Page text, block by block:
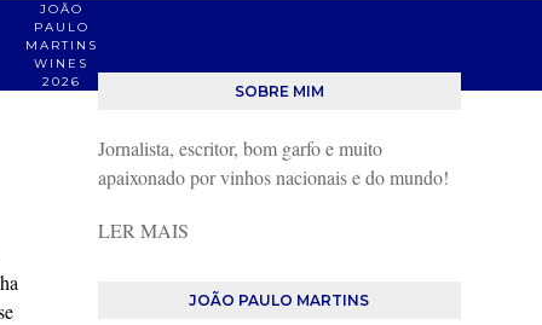
SOBRE MIM
Jornalista, escritor, bom garfo e muito
apaixonado por vinhos nacionais e do mundo!
LER MAIS
JOÃO PAULO MARTINS
JOÃO
PAULO
MARTINS
WINES
2026